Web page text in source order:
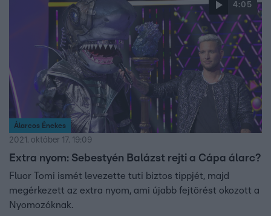
4:05
Álarcos Énekes
2021. október 17. 19:09
Extra nyom: Sebestyén Balázst rejti a Cápa álarc?
Fluor Tomi ismét levezette tuti biztos tippjét, majd
megérkezett az extra nyom, ami újabb fejtörést okozott a
Nyomozóknak.